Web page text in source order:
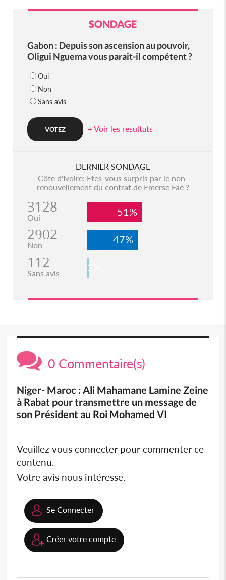
SONDAGE
Gabon : Depuis son ascension au pouvoir,
Oligui Nguema vous parait-il compétent ?
Oui
Non
Sans avis
+ Voir les resultats
DERNIER SONDAGE
Côte d'Ivoire: Etes-vous surpris par le non-
renouvellement du contrat de Emerse Faé ?
3128
Oui 51%
2902
Non 47%
112
Sans avis 2%
0 Commentaire(s)
Niger- Maroc : Ali Mahamane Lamine Zeine
à Rabat pour transmettre un message de
son Président au Roi Mohamed VI
Veuillez vous connecter pour commenter ce
contenu.
Votre avis nous intéresse.
Se Connecter
Créer votre compte